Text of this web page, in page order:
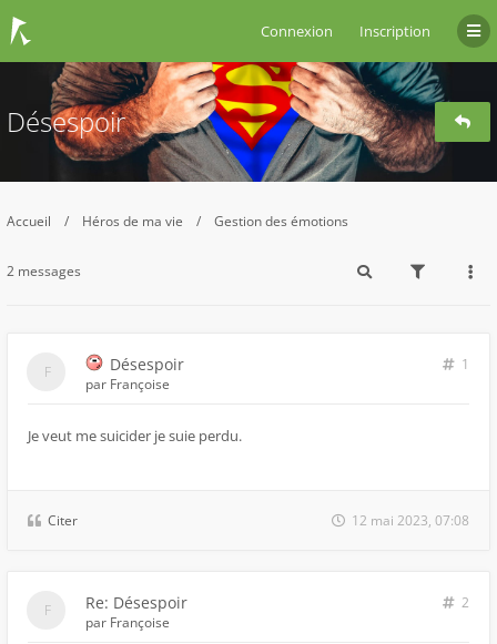
Connexion Inscription
Désespoir
Accueil Héros de ma vie Gestion des émotions
2 messages
Désespoir
1
par Françoise
Je veut me suicider je suie perdu.
Citer 12 mai 2023, 07:08
Re: Désespoir
2
par Françoise